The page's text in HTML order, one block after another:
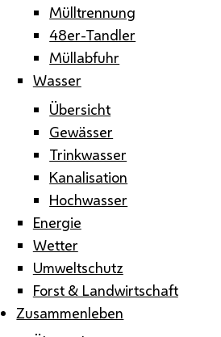
Mülltrennung
48er-Tandler
Müllabfuhr
Wasser
Übersicht
Gewässer
Trinkwasser
Kanalisation
Hochwasser
Energie
Wetter
Umweltschutz
Forst & Landwirtschaft
Zusammenleben